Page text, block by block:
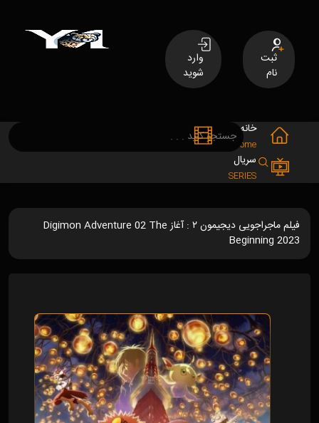
ثبت
نام
وارد
شوید
خانه
Home
سریال
SERIES
فیلم ماجراجویی دیجیمون ۲ : آغاز Digimon Adventure 02 The
Beginning 2023